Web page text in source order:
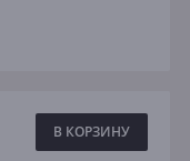
В КОРЗИНУ